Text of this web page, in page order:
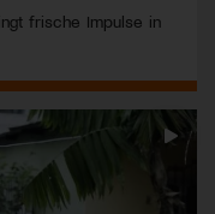
frische Impulse in